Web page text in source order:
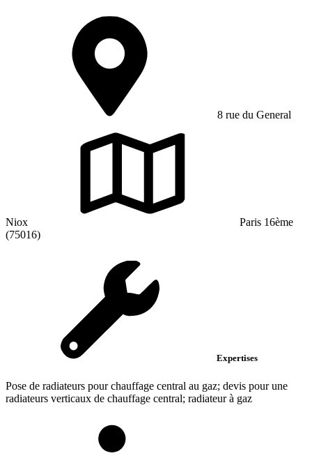
8 rue du General
Niox
Paris 16ème
(75016)
Expertises
Pose de radiateurs pour chauffage central au gaz; devis pour une
radiateurs verticaux de chauffage central; radiateur à gaz